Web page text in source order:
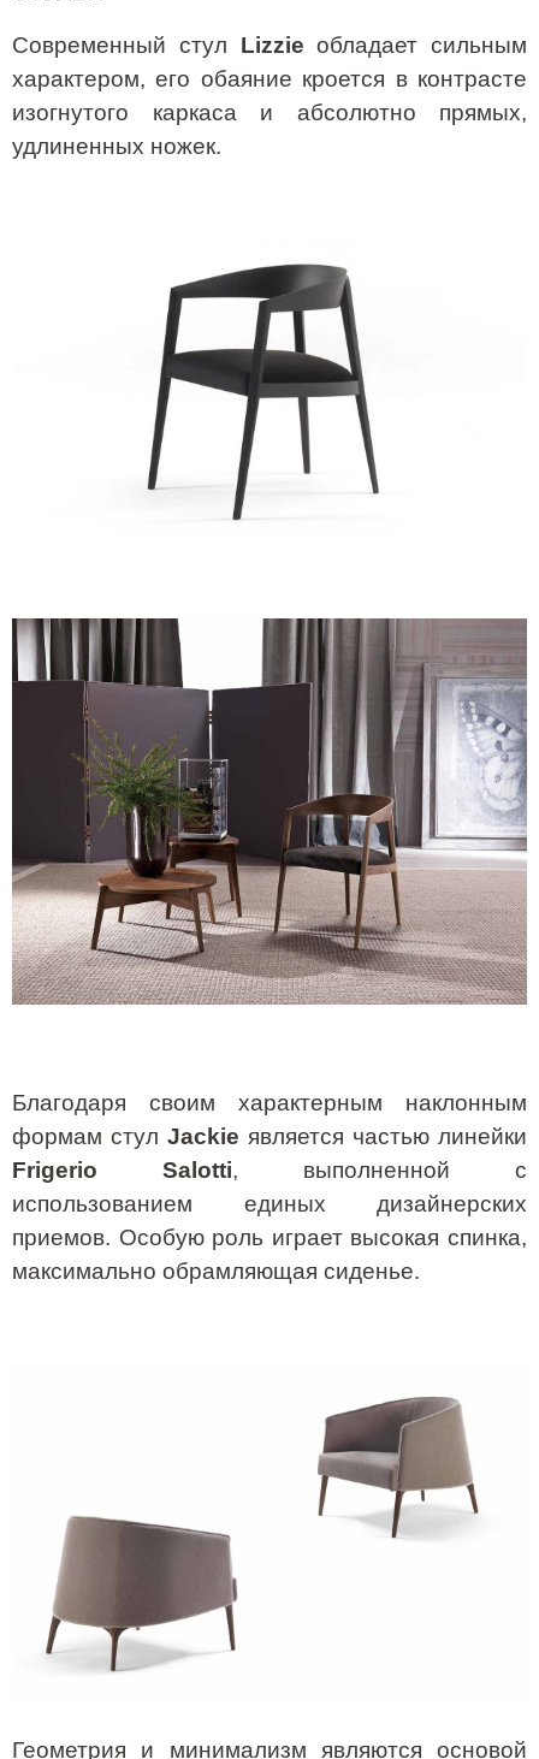
Современный стул Lizzie обладает сильным
характером, его обаяние кроется в контрасте
изогнутого каркаса и абсолютно прямых,
удлиненных ножек.
Благодаря своим характерным наклонным
формам стул Jackie является частью линейки
Frigerio Salotti, выполненной с
использованием единых дизайнерских
приемов. Особую роль играет высокая спинка,
максимально обрамляющая сиденье.
Геометрия и минимализм являются основой